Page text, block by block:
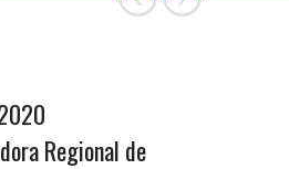
Regional de